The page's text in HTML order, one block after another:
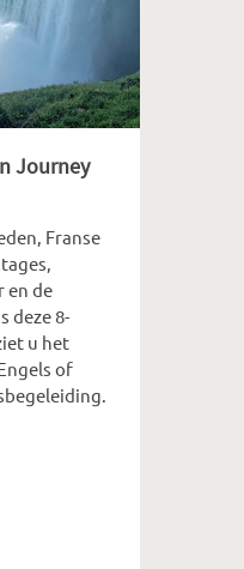
Journey
Franse
en de
deze 8-
u het
of